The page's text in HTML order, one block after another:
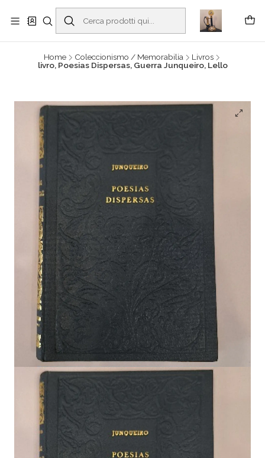
Buscantiguidades - Leilões. Colecionismo e antiguidades em Viana do
Castelo -
Read more
Home Coleccionismo / Memorabilia
Livros
livro, Poesias Dispersas, Guerra Junqueiro, Lello